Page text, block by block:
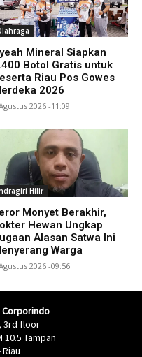
Mineral Siapkan
Botol Gratis untuk
Riau Pos Gowes
2026
2026 -11:09
Hilir
Monyet Berakhir,
Hewan Ungkap
Alasan Satwa Ini
Warga
2026 -09:56
Corporindo
3rd floor
10.5 Tampan